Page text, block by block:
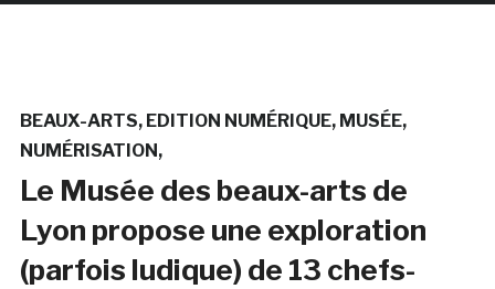
BEAUX-ARTS EDITION NUMÉRIQUE MUSÉE
NUMÉRISATION
Le Musée des beaux-arts de
Lyon propose une exploration
(parfois ludique) de 13 chefs-